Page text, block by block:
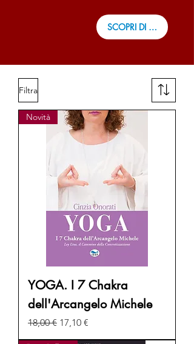
SCOPRI DI PIÙ
Filtra
Novità
YOGA. I 7 Chakra
dell'Arcangelo Michele
Prezzo regolare
18,00 € Prezzo scontato
17,10 €